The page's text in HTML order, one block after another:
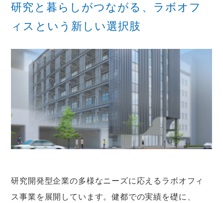
研究と暮らしがつながる、ラボオフ
ィスという新しい選択肢
研究開発型企業の多様なニーズに応えるラボオフィ
ス事業を展開しています。健都での実績を礎に、